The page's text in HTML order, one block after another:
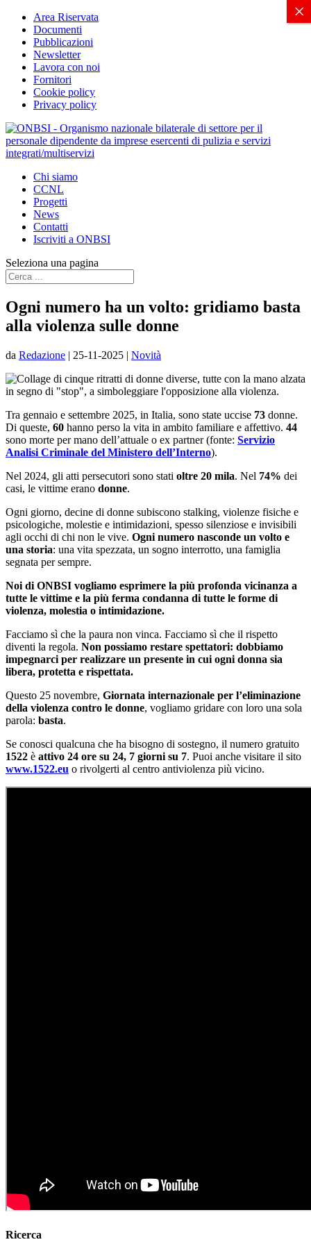
Area Riservata
Documenti
Pubblicazioni
Newsletter
Lavora con noi
Fornitori
Cookie policy
Privacy policy
Chi siamo
CCNL
Progetti
News
Contatti
Iscriviti a ONBSI
Seleziona una pagina
Ogni numero ha un volto: gridiamo basta
alla violenza sulle donne
da Redazione | 25-11-2025 | Novità
Tra gennaio e settembre 2025, in Italia, sono state uccise 73 donne.
Di queste, 60 hanno perso la vita in ambito familiare e affettivo. 44
sono morte per mano dell’attuale o ex partner (fonte: Servizio
Analisi Criminale del Ministero dell’Interno).
Nel 2024, gli atti persecutori sono stati oltre 20 mila. Nel 74% dei
casi, le vittime erano donne.
Ogni giorno, decine di donne subiscono stalking, violenze fisiche e
psicologiche, molestie e intimidazioni, spesso silenziose e invisibili
agli occhi di chi non le vive. Ogni numero nasconde un volto e
una storia: una vita spezzata, un sogno interrotto, una famiglia
segnata per sempre.
Noi di ONBSI vogliamo esprimere la più profonda vicinanza a
tutte le vittime e la più ferma condanna di tutte le forme di
violenza, molestia o intimidazione.
Facciamo sì che la paura non vinca. Facciamo sì che il rispetto
diventi la regola. Non possiamo restare spettatori: dobbiamo
impegnarci per realizzare un presente in cui ogni donna sia
libera, protetta e rispettata.
Questo 25 novembre, Giornata internazionale per l’eliminazione
della violenza contro le donne, vogliamo gridare con loro una sola
parola: basta.
Se conosci qualcuna che ha bisogno di sostegno, il numero gratuito
1522 è attivo 24 ore su 24, 7 giorni su 7. Puoi anche visitare il sito
www.1522.eu o rivolgerti al centro antiviolenza più vicino.
Ricerca
X
×